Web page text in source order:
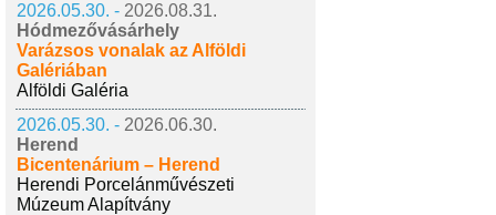
2026.05.30. - 2026.08.31.
Hódmezővásárhely
Varázsos vonalak az Alföldi
Galériában
Alföldi Galéria
2026.05.30. - 2026.06.30.
Herend
Bicentenárium – Herend
Herendi Porcelánművészeti
Múzeum Alapítvány